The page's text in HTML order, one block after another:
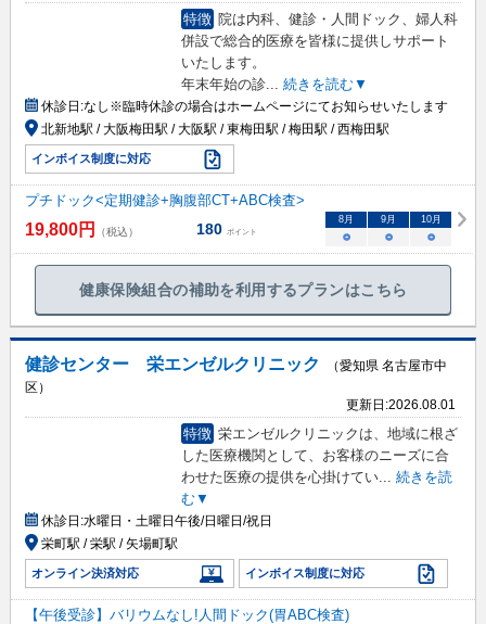
特徴 院は内科、健診・人間ドック、婦人科
併設で総合的医療を皆様に提供しサポート
いたします。
年末年始の診... 続きを読む▼
休診日:なし※臨時休診の場合はホームページにてお知らせいたします
北新地駅 / 大阪梅田駅 / 大阪駅 / 東梅田駅 / 梅田駅 / 西梅田駅
インボイス制度に対応
プチドック<定期健診+胸腹部CT+ABC検査>
19,800円 （税込） 180 ポイント
8月 9月 10月
○ ○ ○
健康保険組合の補助を利用するプランはこちら
健診センター 栄エンゼルクリニック
（愛知県 名古屋市中
区）
更新日:2026.08.01
特徴 栄エンゼルクリニックは、地域に根ざ
した医療機関として、お客様のニーズに合
わせた医療の提供を心掛けてい...
続きを読
む▼
休診日:水曜日・土曜日午後/日曜日/祝日
栄町駅 / 栄駅 / 矢場町駅
オンライン決済対応 インボイス制度に対応
【午後受診】バリウムなし!人間ドック(胃ABC検査)